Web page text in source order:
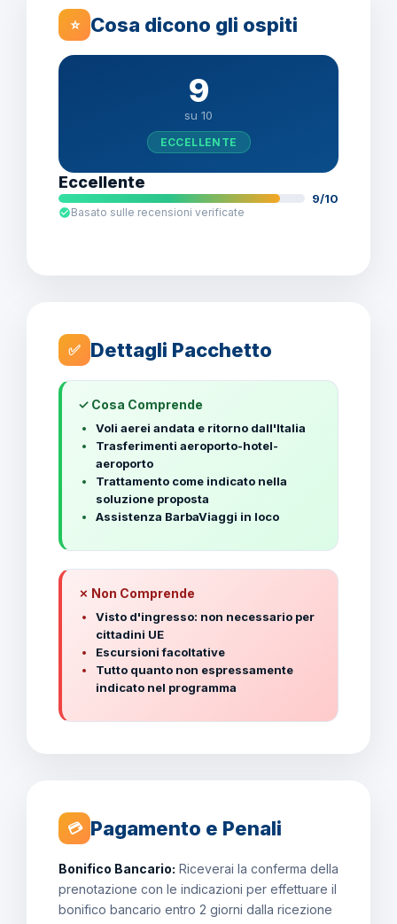
⭐ Cosa dicono gli ospiti
9
su 10
ECCELLENTE
Eccellente
9/10
Basato sulle recensioni verificate
✅ Dettagli Pacchetto
✓ Cosa Comprende
Voli aerei andata e ritorno dall'Italia
Trasferimenti aeroporto-hotel-
aeroporto
Trattamento come indicato nella
soluzione proposta
Assistenza BarbaViaggi in loco
✗ Non Comprende
Visto d'ingresso: non necessario per
cittadini UE
Escursioni facoltative
Tutto quanto non espressamente
indicato nel programma
💳 Pagamento e Penali
Bonifico Bancario: Riceverai la conferma della
prenotazione con le indicazioni per effettuare il
bonifico bancario entro 2 giorni dalla ricezione